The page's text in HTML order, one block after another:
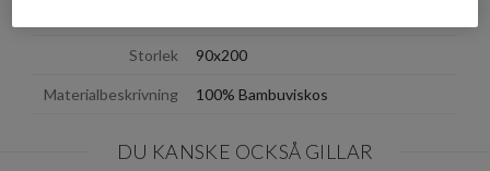
Storlek 90x200
Materialbeskrivning 100% Bambuviskos
DU KANSKE OCKSÅ GILLAR